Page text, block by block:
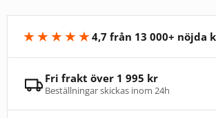
★★★★★4,7 från 13 000+ nöjda
Fri frakt över 1 995 kr
Beställningar skickas inom 24h